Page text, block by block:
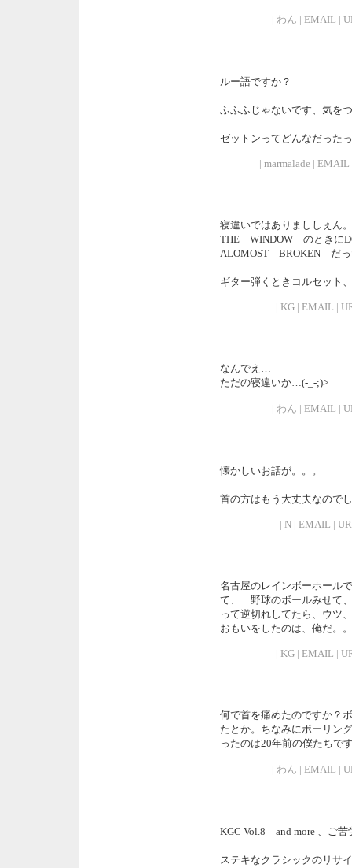
| わん | EMAIL |
ルー語ですか？
ふふふじゃないです、気を
ゼットンってどんなだった
| marmalade |
寝違いではありまししぇ
THE WINDOW のとき
ALOMOST BROKEN だ
ギター弾くときコルセット
| KG | EMAIL |
なんでえ…
ただの寝違いか…(-_-;)>
| わん | EMAIL |
懐かしいお話が。。。
首の方はもう大丈夫なので
| N | EMAIL |
名古屋のレインボーホール
て、 野球のボールみせて
って逆切れしてたら、ウツ
おもいをしたのは、俺だ。
| KG | EMAIL |
何で首を痛めたのですか？
たとか。ちなみにボーリン
ったのは20年前の僕たちで
| わん | EMAIL |
KGC Vol.8 and more 、ご苦
ステキなクラシックのリサ